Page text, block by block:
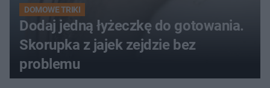
DOMOWE TRIKI
Dodaj jedną łyżeczkę do gotowania.
Skorupka z jajek zejdzie bez
problemu